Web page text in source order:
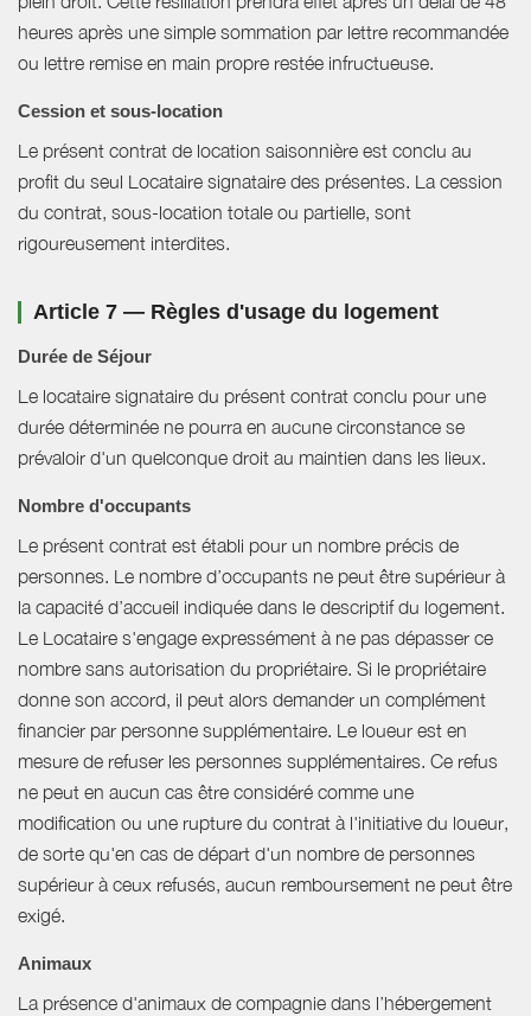
heures après une simple sommation par lettre recommandée
ou lettre remise en main propre restée infructueuse.
Cession et sous-location
Le présent contrat de location saisonnière est conclu au
profit du seul Locataire signataire des présentes. La cession
du contrat, sous-location totale ou partielle, sont
rigoureusement interdites.
Article 7 — Règles d'usage du logement
Durée de Séjour
Le locataire signataire du présent contrat conclu pour une
durée déterminée ne pourra en aucune circonstance se
prévaloir d'un quelconque droit au maintien dans les lieux.
Nombre d'occupants
Le présent contrat est établi pour un nombre précis de
personnes. Le nombre d’occupants ne peut être supérieur à
la capacité d’accueil indiquée dans le descriptif du logement.
Le Locataire s'engage expressément à ne pas dépasser ce
nombre sans autorisation du propriétaire. Si le propriétaire
donne son accord, il peut alors demander un complément
financier par personne supplémentaire. Le loueur est en
mesure de refuser les personnes supplémentaires. Ce refus
ne peut en aucun cas être considéré comme une
modification ou une rupture du contrat à l'initiative du loueur,
de sorte qu'en cas de départ d'un nombre de personnes
supérieur à ceux refusés, aucun remboursement ne peut être
exigé.
Animaux
La présence d'animaux de compagnie dans l’hébergement